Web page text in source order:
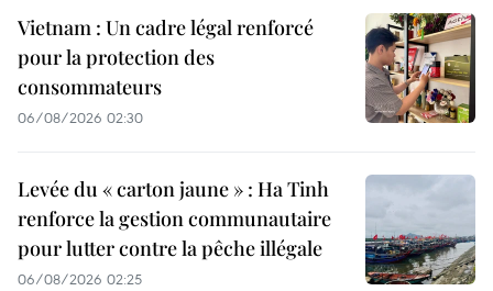
Vietnam : Un cadre légal renforcé
pour la protection des
consommateurs
06/08/2026 02:30
Levée du « carton jaune » : Ha Tinh
renforce la gestion communautaire
pour lutter contre la pêche illégale
06/08/2026 02:25